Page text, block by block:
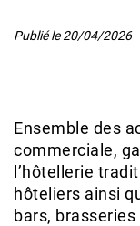
Publié le20/04/2026
Ensemble des
commerciale,
l’hôtellerie
hôteliers ainsi
bars,